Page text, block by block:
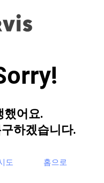
했어요.
하겠습니다.
도 홈으로